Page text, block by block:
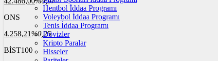
ONS
4.258,21 %0,25
BİST100
Hentbol İddaa Programı
Voleybol İddaa Programı
Tenis İddaa Programı
Dövizler
Kripto Paralar
Hisseler